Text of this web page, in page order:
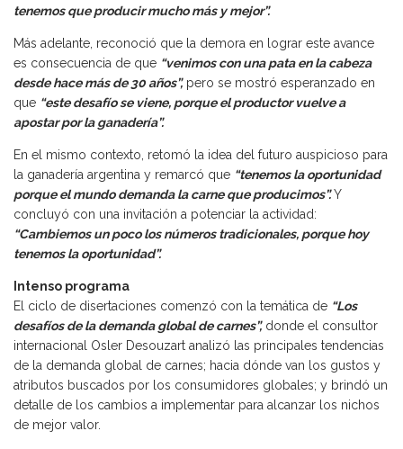
tenemos que producir mucho más y mejor”.
Más adelante, reconoció que la demora en lograr este avance
es consecuencia de que “venimos con una pata en la cabeza
desde hace más de 30 años”,pero se mostró esperanzado en
que “este desafío se viene, porque el productor vuelve a
apostar por la ganadería”.
En el mismo contexto, retomó la idea del futuro auspicioso para
la ganadería argentina y remarcó que “tenemos la oportunidad
porque el mundo demanda la carne que producimos”.Y
concluyó con una invitación a potenciar la actividad:
“Cambiemos un poco los números tradicionales, porque hoy
tenemos la oportunidad”.
Intenso programa
El ciclo de disertaciones comenzó con la temática de “Los
desafíos de la demanda global de carnes”,donde el consultor
internacional Osler Desouzart analizó las principales tendencias
de la demanda global de carnes; hacia dónde van los gustos y
atributos buscados por los consumidores globales; y brindó un
detalle de los cambios a implementar para alcanzar los nichos
de mejor valor.